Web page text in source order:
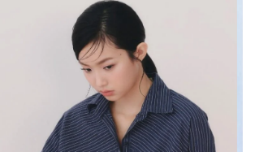
TÍCH ĐIỂM 5% CHO MỌI ĐƠN HÀNG